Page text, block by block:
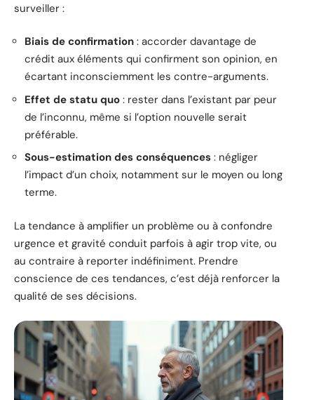
surveiller :
Biais de confirmation : accorder davantage de
crédit aux éléments qui confirment son opinion, en
écartant inconsciemment les contre-arguments.
Effet de statu quo : rester dans l’existant par peur
de l’inconnu, même si l’option nouvelle serait
préférable.
Sous-estimation des conséquences : négliger
l’impact d’un choix, notamment sur le moyen ou long
terme.
La tendance à amplifier un problème ou à confondre
urgence et gravité conduit parfois à agir trop vite, ou
au contraire à reporter indéfiniment. Prendre
conscience de ces tendances, c’est déjà renforcer la
qualité de ses décisions.